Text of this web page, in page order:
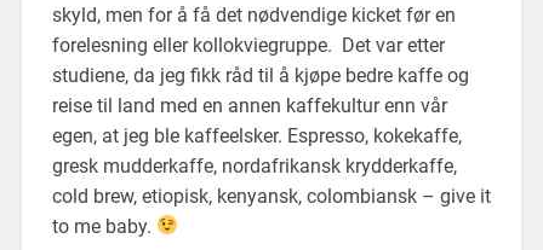
skyld, men for å få det nødvendige kicket før en
forelesning eller kollokviegruppe. Det var etter
studiene, da jeg fikk råd til å kjøpe bedre kaffe og
reise til land med en annen kaffekultur enn vår
egen, at jeg ble kaffeelsker. Espresso, kokekaffe,
gresk mudderkaffe, nordafrikansk krydderkaffe,
cold brew, etiopisk, kenyansk, colombiansk – give it
to me baby.